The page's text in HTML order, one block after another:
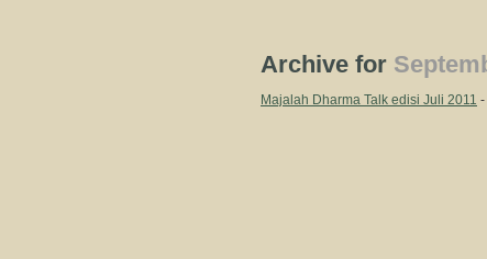
Archive for
Majalah Dharma Talk edisi Juli 2011 -